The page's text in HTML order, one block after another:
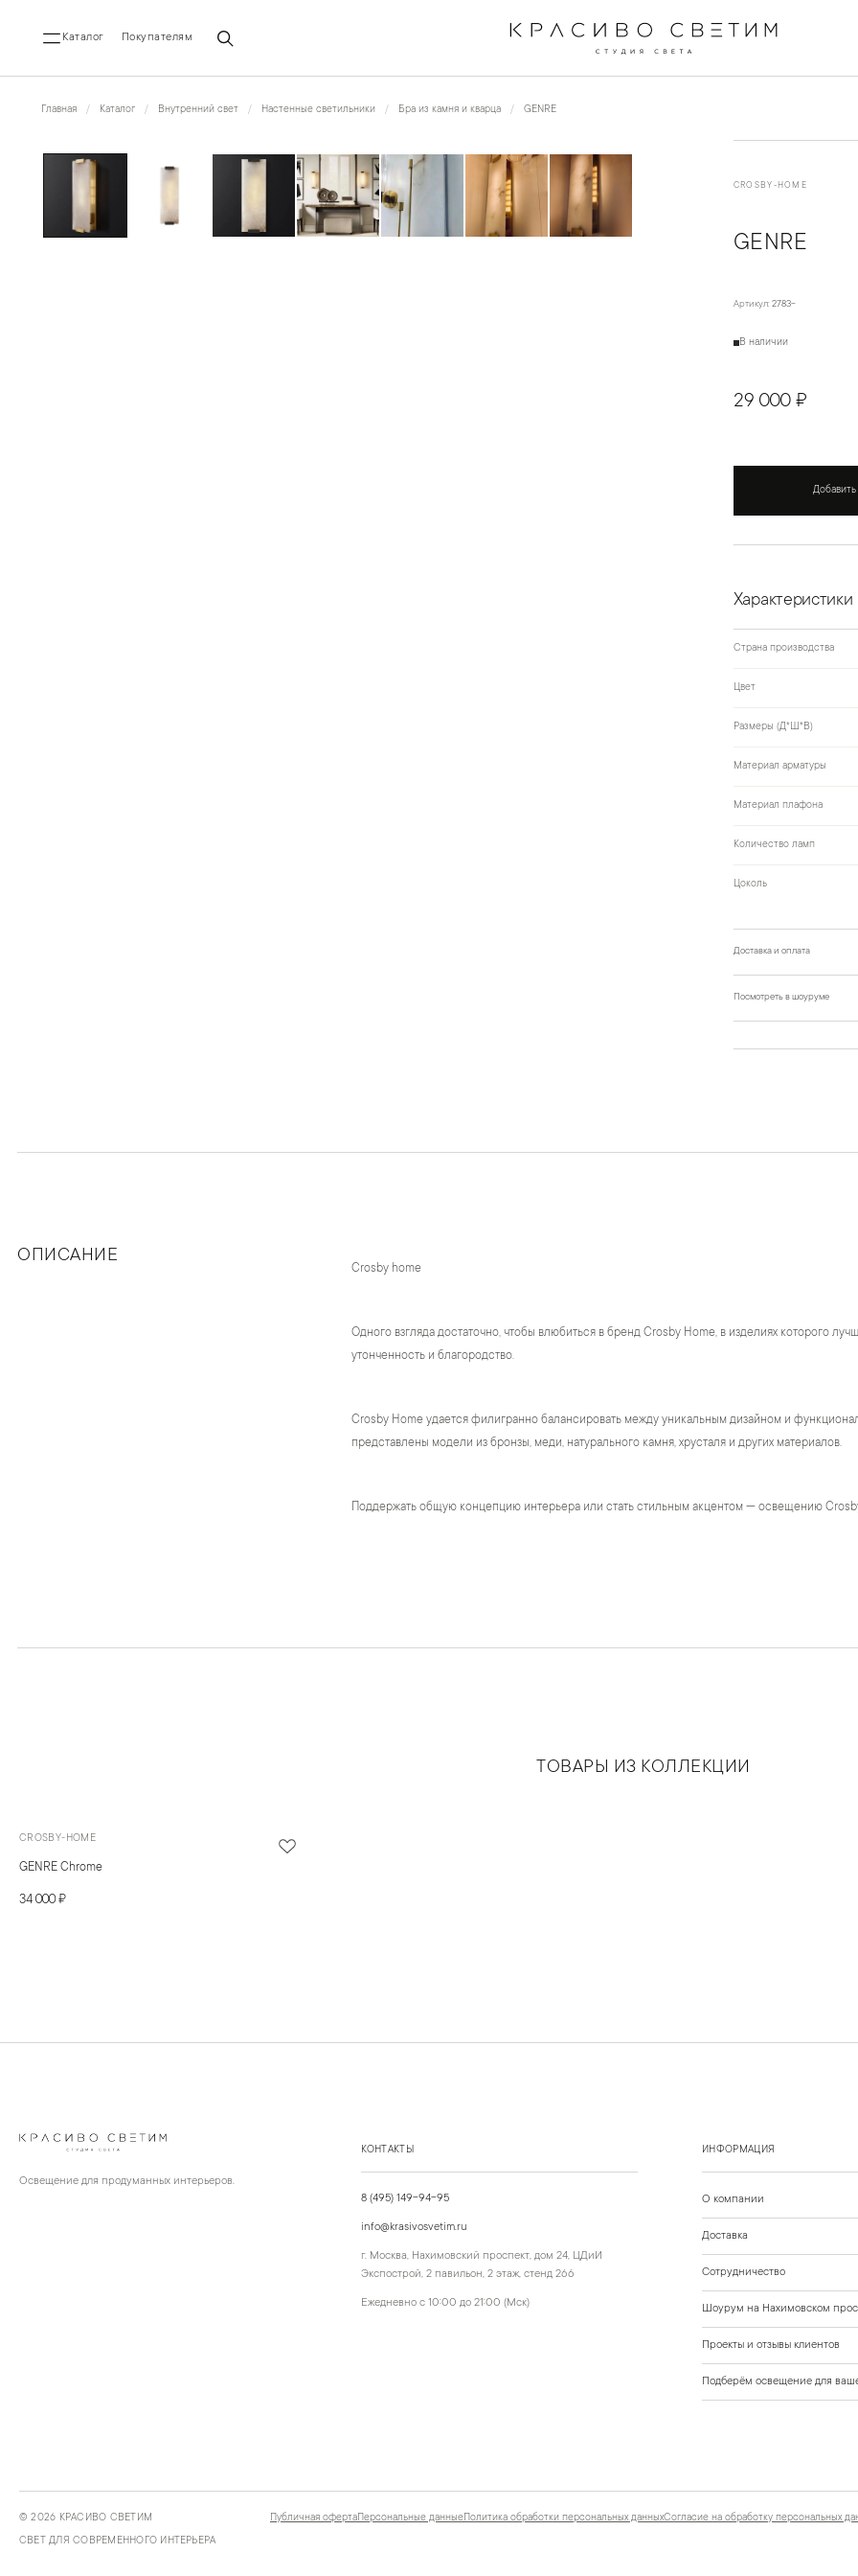
Каталог Покупателям
Главная Каталог Внутренний свет Настенные светильники Бра из камня и кварца GENRE
←
CROSBY-HOME
GENRE
Артикул: 2783-
В наличии
29 000 ₽
Характеристики
Страна производства
Цвет
Размеры (Д*Ш*В)
Материал арматуры
Материал плафона
Количество ламп
Цоколь
Доставка и оплата
Посмотреть в шоуруме
ОПИСАНИЕ
Crosby home
Одного взгляда достаточно, чтобы влюбиться в бренд Crosby Home, в изделиях которого
утонченность и благородство.
Crosby Home удается филигранно балансировать между уникальным дизайном и
представлены модели из бронзы, меди, натурального камня, хрусталя и других материалов.
Поддержать общую концепцию интерьера или стать стильным акцентом — освещению
ТОВАРЫ ИЗ КОЛЛЕКЦИИ
CROSBY-HOME
GENRE Chrome
34 000 ₽
Освещение для продуманных интерьеров.
КОНТАКТЫ
8 (495) 149-94-95
info@krasivosvetim.ru
г. Москва, Нахимовский проспект, дом 24, ЦДиИ
Экспострой, 2 павильон, 2 этаж, стенд 266
Ежедневно с 10:00 до 21:00 (Мск)
ИНФОРМАЦИЯ
О компании
Доставка
Сотрудничество
Шоурум на Нахимовском
Проекты и отзывы клиентов
Подберём освещение для
©2026 КРАСИВО СВЕТИМ
СВЕТ ДЛЯ СОВРЕМЕННОГО ИНТЕРЬЕРА
Публичная офертаПерсональные данныеПолитика обработки персональных данныхСогласие на обработку персональных